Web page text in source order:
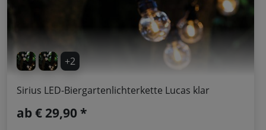
+2
Sirius LED-Biergartenlichterkette Lucas klar
ab€ 29,90 *